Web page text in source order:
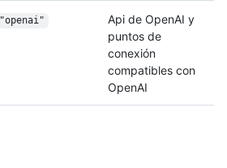
"openai"
Api de OpenAI y
puntos de
conexión
compatibles con
OpenAI